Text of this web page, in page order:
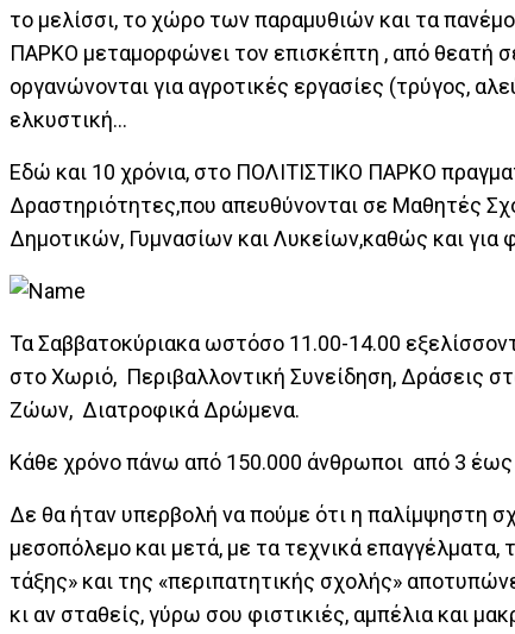
το μελίσσι, το χώρο των παραμυθιών και τα
ΠΑΡΚΟ μεταμορφώνει τον επισκέπτη , από θεατή
οργανώνονται για αγροτικές εργασίες (τρύγος,
ελκυστική…
Εδώ και 10 χρόνια, στο ΠΟΛΙΤΙΣΤΙΚΟ ΠΑΡΚΟ
Δραστηριότητες,που απευθύνονται σε Μαθητές
Δημοτικών, Γυμνασίων και Λυκείων,καθώς και για
Τα Σαββατοκύριακα ωστόσο 11.00-14.00
στο Χωριό, Περιβαλλοντική Συνείδηση, Δράσεις
Ζώων, Διατροφικά Δρώμενα.
Κάθε χρόνο πάνω από 150.000 άνθρωποι από 3 έως
Δε θα ήταν υπερβολή να πούμε ότι η παλίμψηστη
μεσοπόλεμο και μετά, με τα τεχνικά επαγγέλματα,
τάξης» και της «περιπατητικής σχολής»
κι αν σταθείς, γύρω σου φιστικιές, αμπέλια και